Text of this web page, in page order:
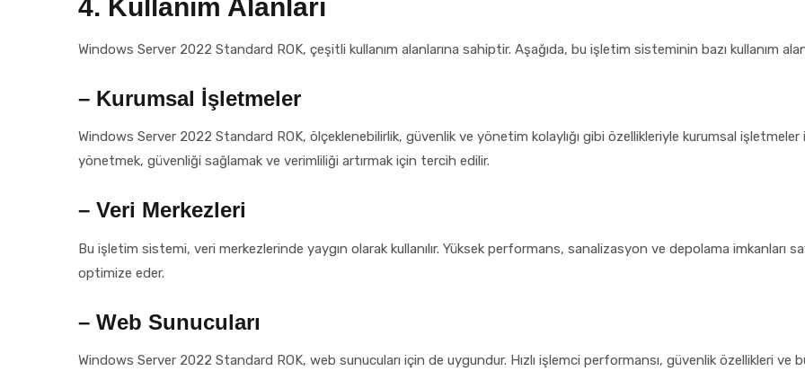
4. Kullanım Alanları
Windows Server 2022 Standard ROK, çeşitli kullanım alanlarına sahiptir. Aşağıda, bu işletim sisteminin bazı kullanım
– Kurumsal İşletmeler
Windows Server 2022 Standard ROK, ölçeklenebilirlik, güvenlik ve yönetim kolaylığı gibi özellikleriyle kurumsal
yönetmek, güvenliği sağlamak ve verimliliği artırmak için tercih edilir.
– Veri Merkezleri
Bu işletim sistemi, veri merkezlerinde yaygın olarak kullanılır. Yüksek performans, sanalizasyon ve depolama imkanları
optimize eder.
– Web Sunucuları
Windows Server 2022 Standard ROK, web sunucuları için de uygundur. Hızlı işlemci performansı, güvenlik özellikleri